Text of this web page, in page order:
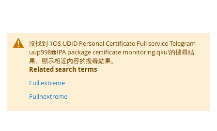
沒找到 'IOS UDID Personal Certificate Full service-Telegram-
uup998☎️IPA package certificate monitoring.qku'的搜尋結
果。顯示相近內容的搜尋結果。
Related search terms
Full extreme
Fullnextreme